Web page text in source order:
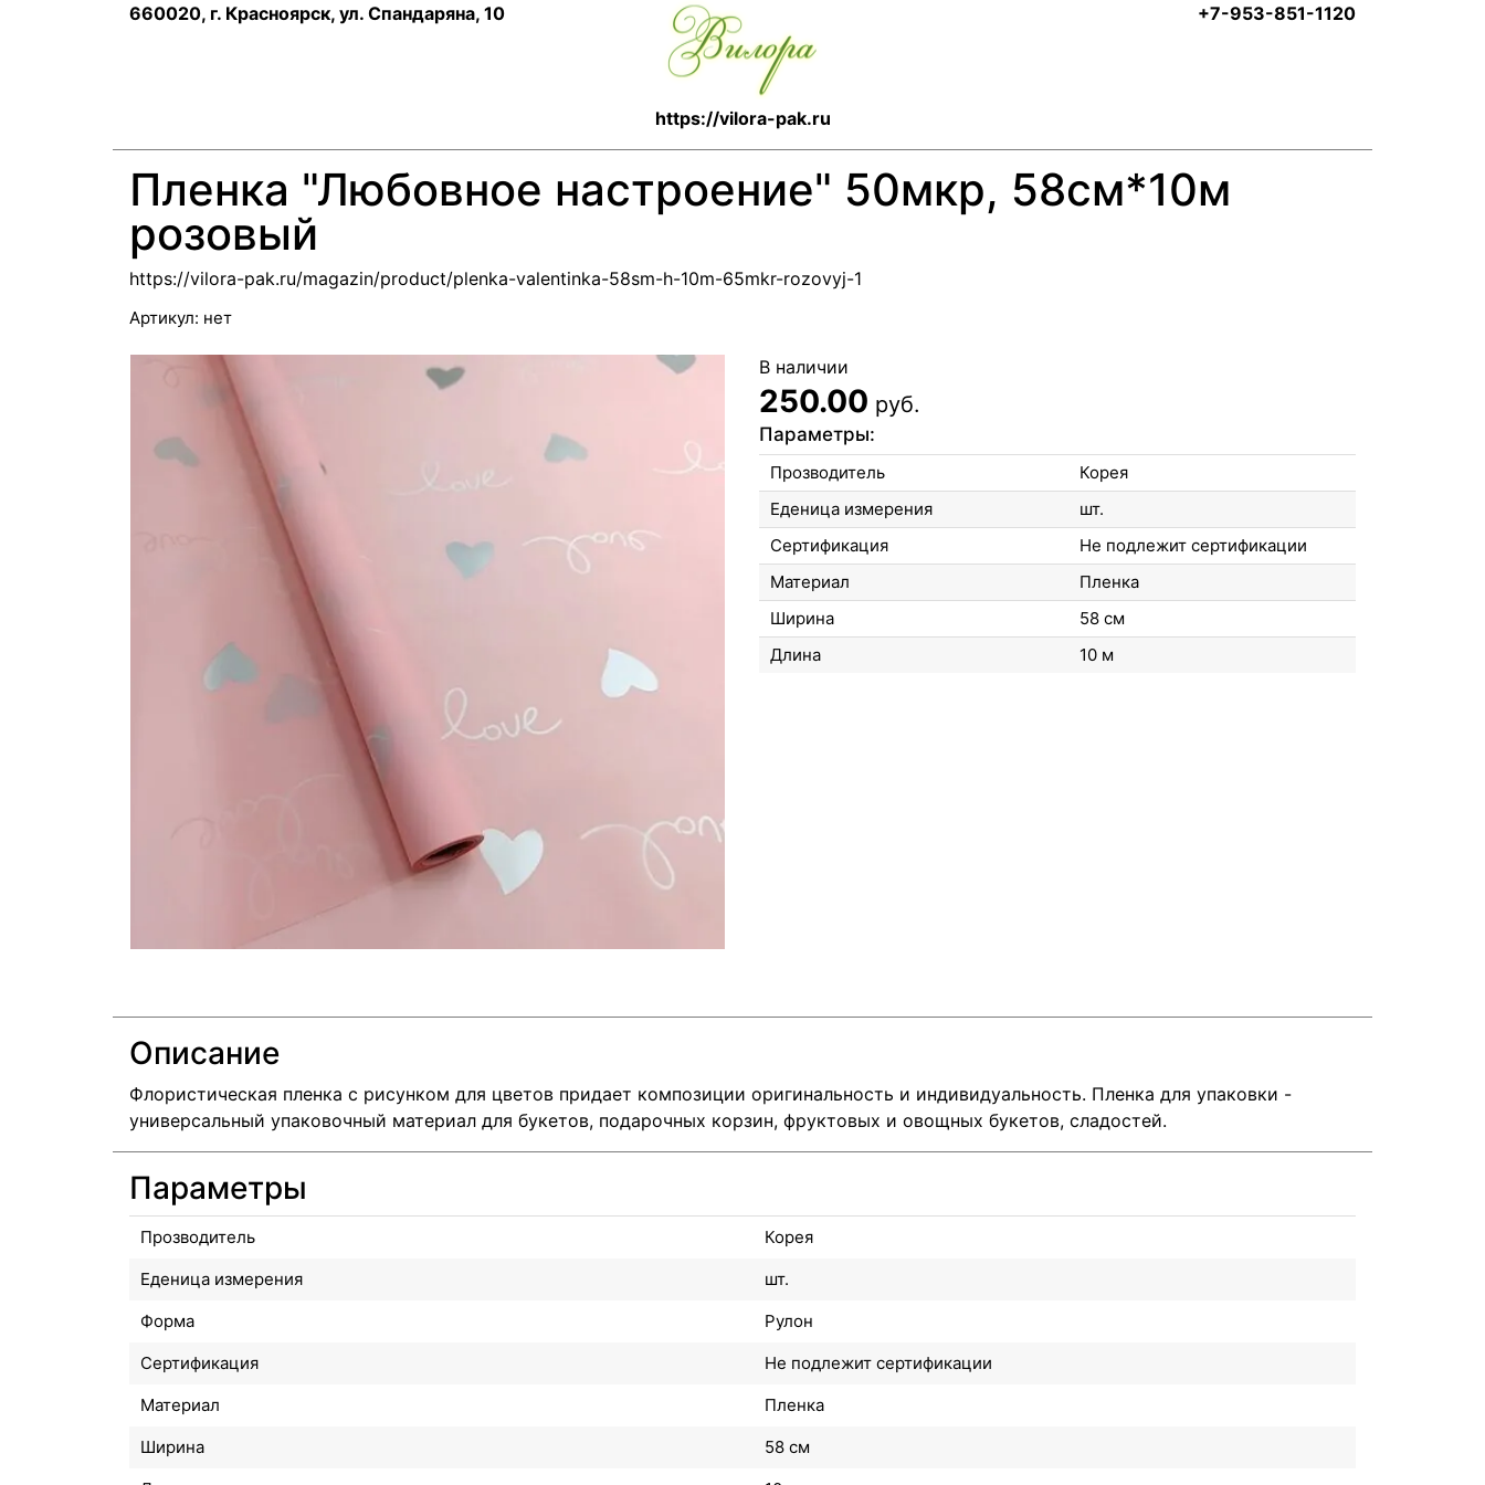
660020, г. Красноярск, ул. Спандаряна, 10
https://vilora-pak.ru
+7-953-851-1120
Пленка "Любовное настроение" 50мкр, 58см*10м
розовый
https://vilora-pak.ru/magazin/product/plenka-valentinka-58sm-h-10m-65mkr-rozovyj-1
Артикул: нет
В наличии
250.00 руб.
Параметры:
Прозводитель
Корея
Еденица измерения
шт.
Сертификация
Не подлежит сертификации
Материал
Пленка
Ширина
58 см
Длина
10 м
Описание
Флористическая пленка с рисунком для цветов придает композиции оригинальность и индивидуальность. Пленка для упаковки -
универсальный упаковочный материал для букетов, подарочных корзин, фруктовых и овощных букетов, сладостей.
Параметры
Прозводитель
Корея
Еденица измерения
шт.
Форма
Рулон
Сертификация
Не подлежит сертификации
Материал
Пленка
Ширина
58 см